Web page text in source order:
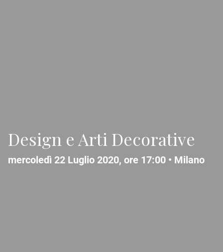
Design e Arti Decorative
mercoledì 22 Luglio 2020, ore 17:00 • Milano